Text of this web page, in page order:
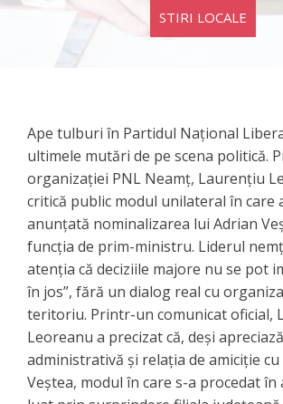
STIRI LOCALE
Ape tulburi în Partidul Național
ultimele mutări de pe scena politică.
organizației PNL Neamț, Laurențiu
critică public modul unilateral în care
anunțată nominalizarea lui Adrian
funcția de prim-ministru. Liderul
atenția că deciziile majore nu se pot
în jos”, fără un dialog real cu
teritoriu. Printr-un comunicat oficial,
Leoreanu a precizat că, deși
administrativă și relația de amiciție cu
Veștea, modul în care s-a procedat în